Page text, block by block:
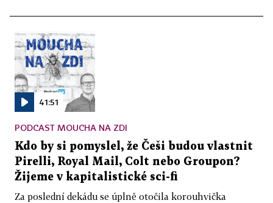
41:51
PODCAST MOUCHA NA ZDI
Kdo by si pomyslel, že Češi budou vlastnit
Pirelli, Royal Mail, Colt nebo Groupon?
Žijeme v kapitalistické sci-fi
Za poslední dekádu se úplně otočila korouhvička